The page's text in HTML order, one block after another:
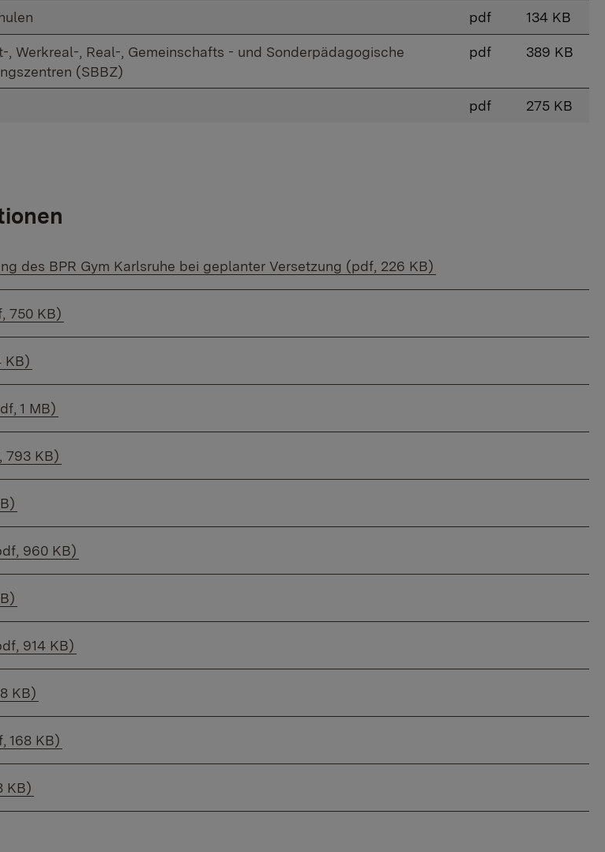
pdf 134 KB
, Werkreal-, Real-, Gemeinschafts - und Sonderpädagogische
(SBBZ)
pdf 389 KB
pdf 275 KB
des BPR Gym Karlsruhe bei geplanter Versetzung (pdf, 226 KB)
750 KB)
KB)
1 MB)
793 KB)
960 KB)
914 KB)
KB)
168 KB)
KB)